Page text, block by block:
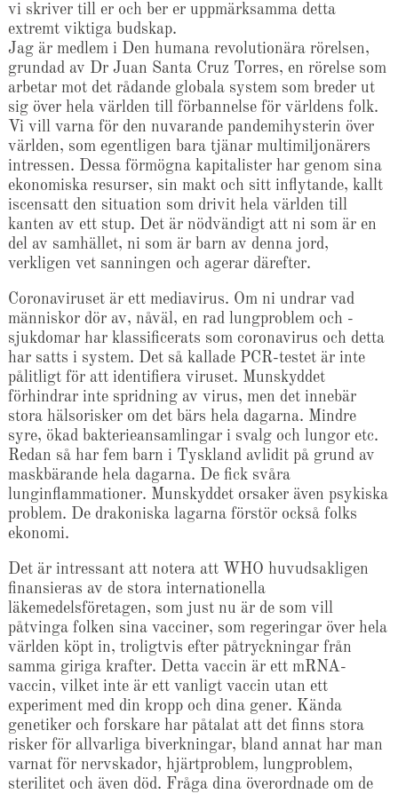
vi skriver till er och ber er uppmärksamma detta
extremt viktiga budskap.
Jag är medlem i Den humana revolutionära rörelsen,
grundad av Dr Juan Santa Cruz Torres, en rörelse som
arbetar mot det rådande globala system som breder ut
sig över hela världen till förbannelse för världens folk.
Vi vill varna för den nuvarande pandemihysterin över
världen, som egentligen bara tjänar multimiljonärers
intressen. Dessa förmögna kapitalister har genom sina
ekonomiska resurser, sin makt och sitt inflytande, kallt
iscensatt den situation som drivit hela världen till
kanten av ett stup. Det är nödvändigt att ni som är en
del av samhället, ni som är barn av denna jord,
verkligen vet sanningen och agerar därefter.
Coronaviruset är ett mediavirus. Om ni undrar vad
människor dör av, nåväl, en rad lungproblem och -
sjukdomar har klassificerats som coronavirus och detta
har satts i system. Det så kallade PCR-testet är inte
pålitligt för att identifiera viruset. Munskyddet
förhindrar inte spridning av virus, men det innebär
stora hälsorisker om det bärs hela dagarna. Mindre
syre, ökad bakterieansamlingar i svalg och lungor etc.
Redan så har fem barn i Tyskland avlidit på grund av
maskbärande hela dagarna. De fick svåra
lunginflammationer. Munskyddet orsaker även psykiska
problem. De drakoniska lagarna förstör också folks
ekonomi.
Det är intressant att notera att WHO huvudsakligen
finansieras av de stora internationella
läkemedelsföretagen, som just nu är de som vill
påtvinga folken sina vacciner, som regeringar över hela
världen köpt in, troligtvis efter påtryckningar från
samma giriga krafter. Detta vaccin är ett mRNA-
vaccin, vilket inte är ett vanligt vaccin utan ett
experiment med din kropp och dina gener. Kända
genetiker och forskare har påtalat att det finns stora
risker för allvarliga biverkningar, bland annat har man
varnat för nervskador, hjärtproblem, lungproblem,
sterilitet och även död. Fråga dina överordnade om de